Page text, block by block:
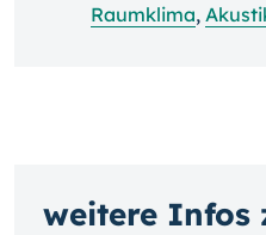
Raumklima,
weitere Infos